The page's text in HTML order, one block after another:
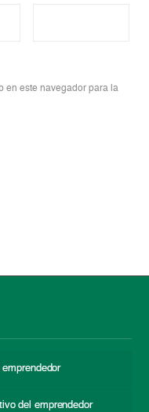
en este navegador para la
del emprendedor